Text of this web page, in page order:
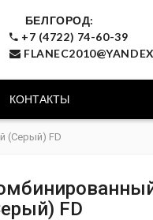
БЕЛГОРОД:
+7 (4722) 74-60-39
КОНТАКТЫ
(Серый) FD
FD